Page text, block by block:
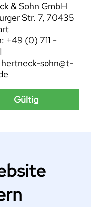
& Sohn GmbH
Str. 7, 70435
+49 (0) 711 -
hertneck-sohn@t-
Gültig